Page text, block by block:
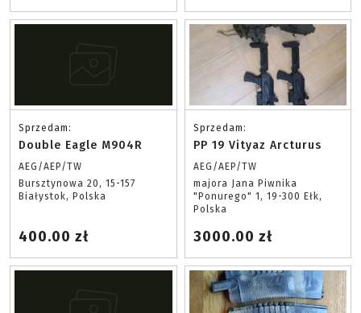
Sprzedam:
Double Eagle M904R
AEG/AEP/TW
Bursztynowa 20, 15-157
Białystok, Polska
400.00 zł
Sprzedam:
PP 19 Vityaz Arcturus
AEG/AEP/TW
majora Jana Piwnika
"Ponurego" 1, 19-300 Ełk,
Polska
3000.00 zł